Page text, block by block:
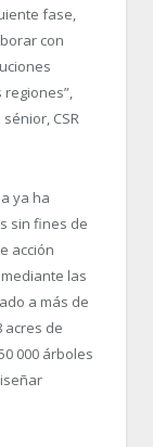
fase,
con
CSR
ya ha
sin fines de
acción
las
a más de
acres de
000 árboles